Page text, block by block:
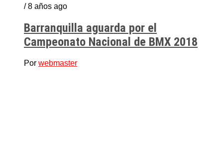
/ 8 años ago
Barranquilla aguarda por el
Campeonato Nacional de BMX 2018
Por webmaster